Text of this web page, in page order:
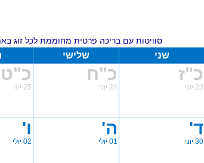
סוויטות עם בריכה פרטית מחוממת לכל זוג באתר
שני שלישי
כ"ז
23 יוני
כ"ח
24 יוני
כ"ט
25 יוני
ד'
30 יוני
ה'
01 יולי
ו'
02 יולי